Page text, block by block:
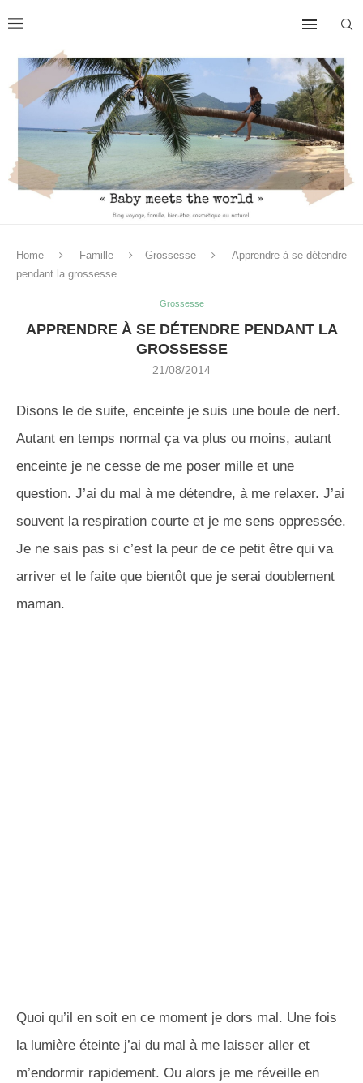
Home Famille Grossesse
Apprendre à se détendre
pendant la grossesse
Grossesse
APPRENDRE À SE DÉTENDRE PENDANT LA
GROSSESSE
21/08/2014
Disons le de suite, enceinte je suis une boule de nerf.
Autant en temps normal ça va plus ou moins, autant
enceinte je ne cesse de me poser mille et une
question. J’ai du mal à me détendre, à me relaxer. J’ai
souvent la respiration courte et je me sens oppressée.
Je ne sais pas si c’est la peur de ce petit être qui va
arriver et le faite que bientôt que je serai doublement
maman.
Quoi qu’il en soit en ce moment je dors mal. Une fois
la lumière éteinte j’ai du mal à me laisser aller et
m’endormir rapidement. Ou alors je me réveille en